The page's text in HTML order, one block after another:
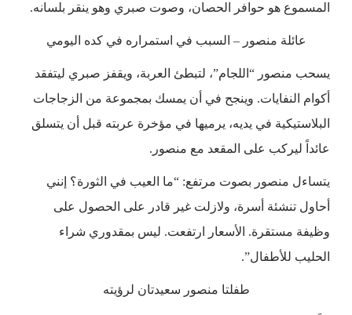
المسموع هو حوافر الحصان، وصوت صبري وهو ينقر بلسانه.
عائلة منصور – السبب في استمراره في كده اليومي
يسحب منصور “اللجام”، لتبطئ العربة، ويقفز صبري ليتفقد
أكوام النفايات. وينجح في أن يمسك بمجموعة من الزجاجات
البلاستيكية في يديه، يرميها في مؤخرة عربته قبل أن يتسلق
عائداً ليركب على المقعد مع منصور.
يتساءل منصور بصوت مرتفع: “ما العيب في الثورة؟ إنني
أحاول تنشئة أسرة، ولازلت غير قادر على الحصول على
وظيفة مستقرة. الأسعار ارتفعت. ليس بمقدوري شراء
الحليب للأطفال”.
طفلتا منصور سعيدتان لرؤيته